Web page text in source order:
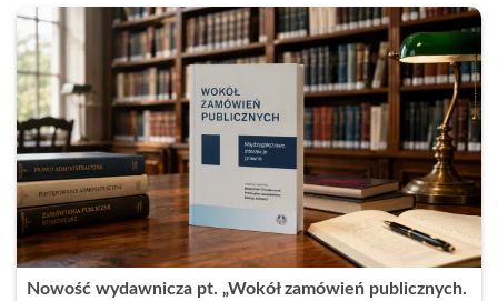
Nowość wydawnicza pt. „Wokół zamówień publicznych.